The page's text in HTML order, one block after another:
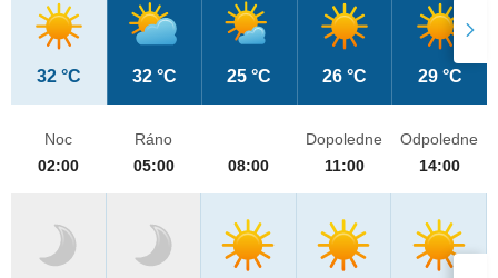
32 °C 32 °C 25 °C 26 °C 29 °C
Noc
02:00
Ráno
05:00
08:00
Dopoledne
11:00
Odpoledne
14:00